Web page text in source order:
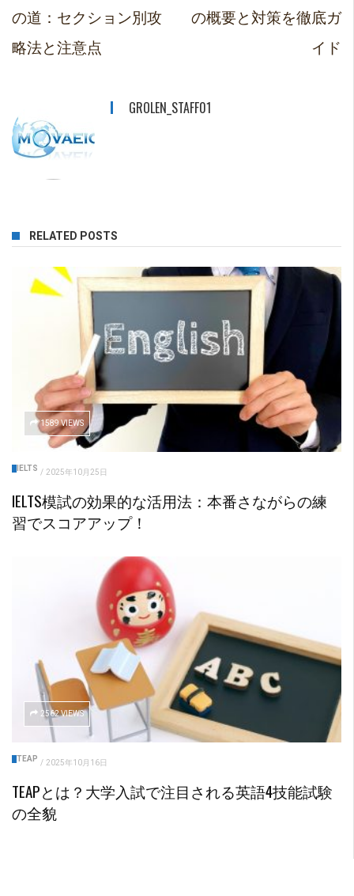
の道：セクション別攻
略法と注意点
の概要と対策を徹底ガ
イド
GROLEN_STAFF01
RELATED POSTS
1589 VIEWS
IELTS / 2025年10月25日
IELTS模試の効果的な活用法：本番さながらの練
習でスコアアップ！
2562 VIEWS
TEAP / 2025年10月16日
TEAPとは？大学入試で注目される英語4技能試験
の全貌